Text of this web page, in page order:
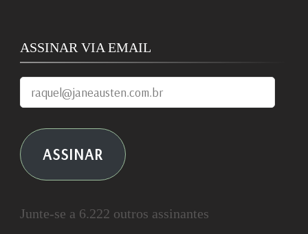
ASSINAR VIA EMAIL
raquel@janeausten.com.br
ASSINAR
Junte-se a 6.222 outros assinantes